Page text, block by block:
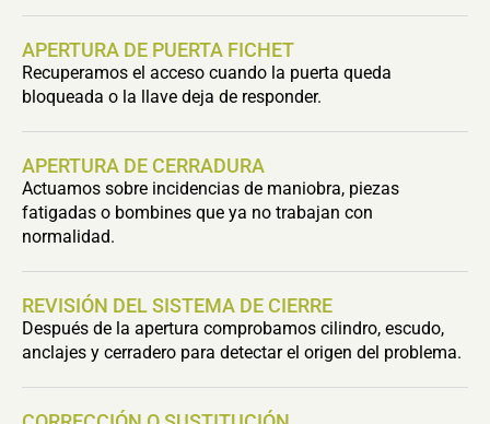
APERTURA DE PUERTA FICHET
Recuperamos el acceso cuando la puerta queda
bloqueada o la llave deja de responder.
APERTURA DE CERRADURA
Actuamos sobre incidencias de maniobra, piezas
fatigadas o bombines que ya no trabajan con
normalidad.
REVISIÓN DEL SISTEMA DE CIERRE
Después de la apertura comprobamos cilindro, escudo,
anclajes y cerradero para detectar el origen del problema.